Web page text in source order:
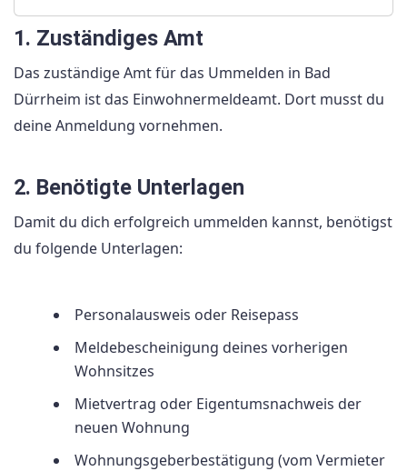
1. Zuständiges Amt
Das zuständige Amt für das Ummelden in Bad
Dürrheim ist das Einwohnermeldeamt. Dort musst du
deine Anmeldung vornehmen.
2. Benötigte Unterlagen
Damit du dich erfolgreich ummelden kannst, benötigst
du folgende Unterlagen:
Personalausweis oder Reisepass
Meldebescheinigung deines vorherigen
Wohnsitzes
Mietvertrag oder Eigentumsnachweis der
neuen Wohnung
Wohnungsgeberbestätigung (vom Vermieter